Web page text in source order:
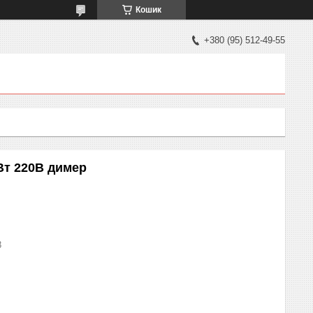
Кошик
+380 (95) 512-49-55
220В димер